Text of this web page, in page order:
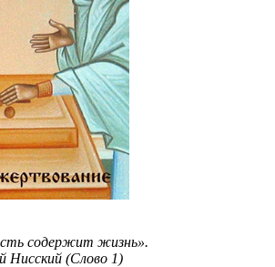
содержит жизнь».
Нисский (Слово 1)